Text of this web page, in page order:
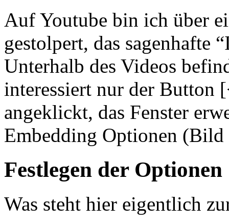
Auf Youtube bin ich über
gestolpert, das sagenhafte
Unterhalb des Videos
interessiert nur der Button
angeklickt, das Fenster
Embedding Optionen (Bild
Festlegen der Optionen
Was steht hier eigentlich